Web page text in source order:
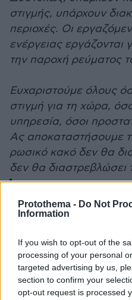
Protothema - Do Not
Information
If you wish to opt-out of the
processing of your personal
targeted advertising by us,
section to confirm your
opt-out request is processed
στιγμής, υπάρχουν
περιοχές. Οι
ενέργειας
την παροχή ρεύματος
Ευχαριστούμε όλους
στιγμή για τη χώρα,
υπηρεσία, όσοι
Ας αποκαταστήσουμε
ρωσικό κακό δεν θα
δεν θα διαστρεβλώσει
Every massive Russian
preparation. It is never a
of timing and date.
Today, Putin
attack. What could be